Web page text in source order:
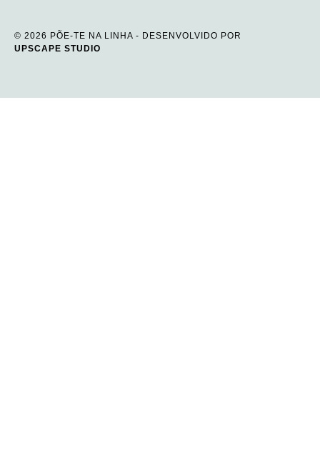
© 2026 PÕE-TE NA LINHA - DESENVOLVIDO POR
UPSCAPE STUDIO